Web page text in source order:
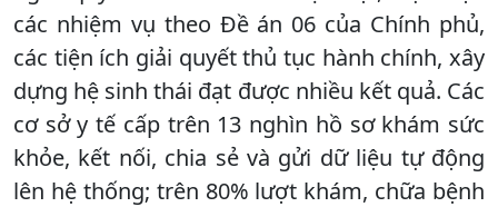
các nhiệm vụ theo Đề án 06 của Chính phủ,
các tiện ích giải quyết thủ tục hành chính, xây
dựng hệ sinh thái đạt được nhiều kết quả. Các
cơ sở y tế cấp trên 13 nghìn hồ sơ khám sức
khỏe, kết nối, chia sẻ và gửi dữ liệu tự động
lên hệ thống; trên 80% lượt khám, chữa bệnh